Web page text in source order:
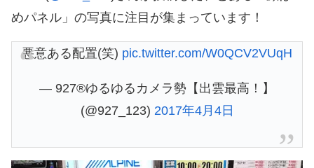
めパネル」の写真に注目が集まっています！
悪意ある配置(笑) pic.twitter.com/W0QCV2VUqH
— 927®︎ゆるゆるカメラ勢【出雲最高！】
(@927_123) 2017年4月4日